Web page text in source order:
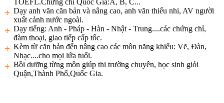
TOEFL.Chứng chỉ Quốc Gia:A, B, C...
Dạy anh văn căn bản và nâng cao, anh văn thiếu nhi, AV người
xuất cảnh nước ngoài.
Dạy tiếng: Anh - Pháp - Hàn - Nhật - Trung....các chứng chỉ,
đàm thoại, giao tiếp cấp tốc.
Kèm từ căn bản đến nâng cao các môn năng khiếu: Vẽ, Đàn,
Nhạc....cho mọi lứa tuổi.
Bồi dưỡng từng môn giúp thi trường chuyên, học sinh giỏi
Quận,Thành Phố,Quốc Gia.